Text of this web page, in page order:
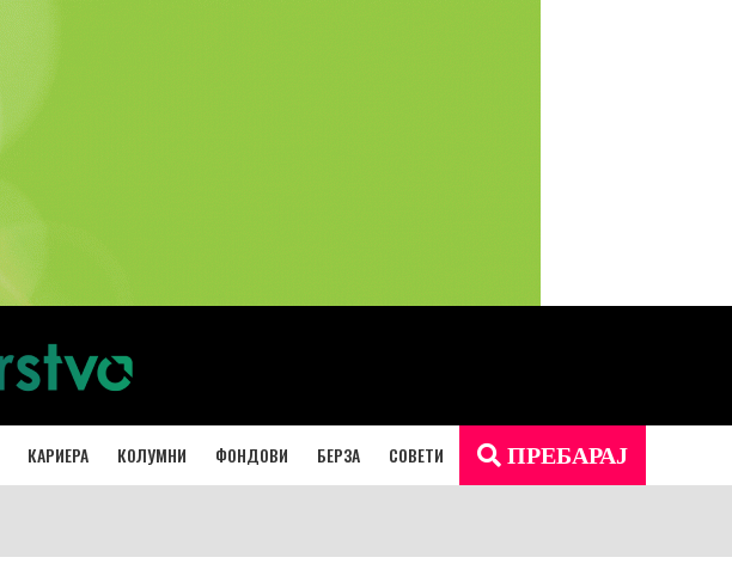
КАРИЕРА КОЛУМНИ ФОНДОВИ БЕРЗА СОВЕТИ ПРЕБАРАЈ